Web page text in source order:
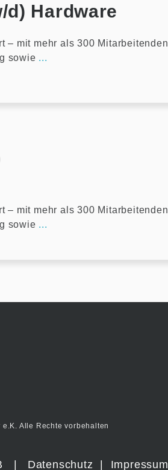
d) Hardware
– mit mehr als 300 Mitarbeitenden
sowie ...
– mit mehr als 300 Mitarbeitenden
sowie ...
Alle Rechte vorbehalten
Datenschutz Impressum